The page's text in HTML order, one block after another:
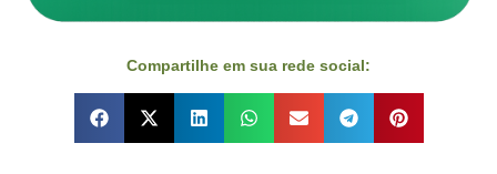
Compartilhe em sua rede social: